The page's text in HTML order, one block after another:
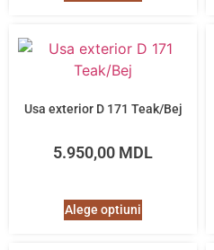
Usa exterior D 171 Teak/Bej
5.950,00 MDL
Alege optiuni